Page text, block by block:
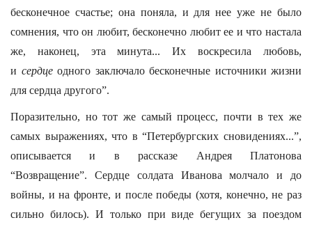
бесконечное счастье; она поняла, и для нее уже не было
сомнения, что он любит, бесконечно любит ее и что настала
же, наконец, эта минута... Их воскресила любовь,
и сердцеодного заключало бесконечные источники жизни
для сердца другого”.
Поразительно, но тот же самый процесс, почти в тех же
самых выражениях, что в “Петербургских сновидениях...”,
описывается и в рассказе Андрея Платонова
“Возвращение”. Сердце солдата Иванова молчало и до
войны, и на фронте, и после победы (хотя, конечно, не раз
сильно билось). И только при виде бегущих за поездом